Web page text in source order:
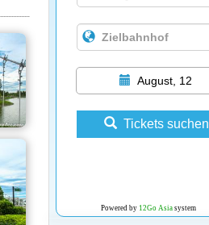
August, 12
Tickets suchen
Powered by 12Go Asiasystem